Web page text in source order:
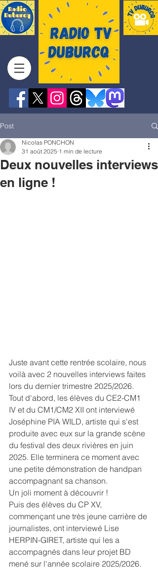
Post
Deux nouvelles interviews
en ligne !
Nicolas PONCHON
31 août 2025 1 min de lecture
Juste avant cette rentrée scolaire, nous
voilà avec 2 nouvelles interviews faites
lors du dernier trimestre 2025/2026.
Tout d'abord, les élèves du CE2-CM1
IV et du CM1/CM2 XII ont interviewé
Joséphine PIA WILD, artiste qui s'est
produite avec eux sur la grande scène
du festival des deux rivières en juin
2025. Elle terminera ce moment avec
une petite démonstration de handpan
accompagnant sa chanson.
Un joli moment à découvrir !
Puis des élèves du CP XV,
commençant une très jeune carrière de
journalistes, ont interviewé Lise
HERPIN-GIRET, artiste qui les a
accompagnés dans leur projet BD
mené sur l'année scolaire 2025/2026.